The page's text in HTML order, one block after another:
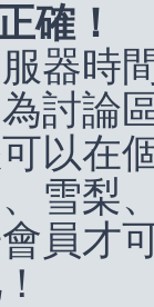
確！
器時
討論
以在
雪梨
員才